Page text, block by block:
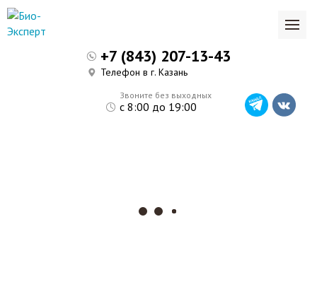
Звоните без выходных
с 8:00 до 19:00
+7 (843) 207-13-43
Телефон в г. Казань